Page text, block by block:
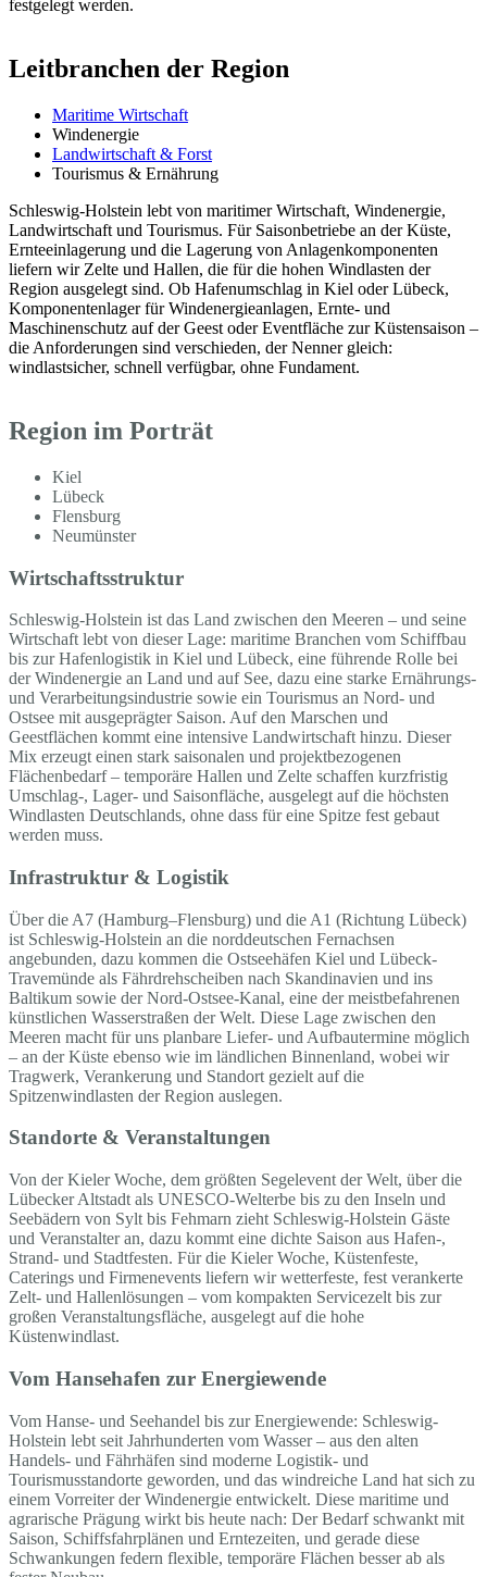
festgelegt werden.
Leitbranchen der Region
Maritime Wirtschaft
Windenergie
Landwirtschaft & Forst
Tourismus & Ernährung
Schleswig-Holstein lebt von maritimer Wirtschaft, Windenergie,
Landwirtschaft und Tourismus. Für Saisonbetriebe an der Küste,
Ernteeinlagerung und die Lagerung von Anlagenkomponenten
liefern wir Zelte und Hallen, die für die hohen Windlasten der
Region ausgelegt sind. Ob Hafenumschlag in Kiel oder Lübeck,
Komponentenlager für Windenergieanlagen, Ernte- und
Maschinenschutz auf der Geest oder Eventfläche zur Küstensaison –
die Anforderungen sind verschieden, der Nenner gleich:
windlastsicher, schnell verfügbar, ohne Fundament.
Region im Porträt
Kiel
Lübeck
Flensburg
Neumünster
Wirtschaftsstruktur
Schleswig-Holstein ist das Land zwischen den Meeren – und seine
Wirtschaft lebt von dieser Lage: maritime Branchen vom Schiffbau
bis zur Hafenlogistik in Kiel und Lübeck, eine führende Rolle bei
der Windenergie an Land und auf See, dazu eine starke Ernährungs-
und Verarbeitungsindustrie sowie ein Tourismus an Nord- und
Ostsee mit ausgeprägter Saison. Auf den Marschen und
Geestflächen kommt eine intensive Landwirtschaft hinzu. Dieser
Mix erzeugt einen stark saisonalen und projektbezogenen
Flächenbedarf – temporäre Hallen und Zelte schaffen kurzfristig
Umschlag-, Lager- und Saisonfläche, ausgelegt auf die höchsten
Windlasten Deutschlands, ohne dass für eine Spitze fest gebaut
werden muss.
Infrastruktur & Logistik
Über die A7 (Hamburg–Flensburg) und die A1 (Richtung Lübeck)
ist Schleswig-Holstein an die norddeutschen Fernachsen
angebunden, dazu kommen die Ostseehäfen Kiel und Lübeck-
Travemünde als Fährdrehscheiben nach Skandinavien und ins
Baltikum sowie der Nord-Ostsee-Kanal, eine der meistbefahrenen
künstlichen Wasserstraßen der Welt. Diese Lage zwischen den
Meeren macht für uns planbare Liefer- und Aufbautermine möglich
– an der Küste ebenso wie im ländlichen Binnenland, wobei wir
Tragwerk, Verankerung und Standort gezielt auf die
Spitzenwindlasten der Region auslegen.
Standorte & Veranstaltungen
Von der Kieler Woche, dem größten Segelevent der Welt, über die
Lübecker Altstadt als UNESCO-Welterbe bis zu den Inseln und
Seebädern von Sylt bis Fehmarn zieht Schleswig-Holstein Gäste
und Veranstalter an, dazu kommt eine dichte Saison aus Hafen-,
Strand- und Stadtfesten. Für die Kieler Woche, Küstenfeste,
Caterings und Firmenevents liefern wir wetterfeste, fest verankerte
Zelt- und Hallenlösungen – vom kompakten Servicezelt bis zur
großen Veranstaltungsfläche, ausgelegt auf die hohe
Küstenwindlast.
Vom Hansehafen zur Energiewende
Vom Hanse- und Seehandel bis zur Energiewende: Schleswig-
Holstein lebt seit Jahrhunderten vom Wasser – aus den alten
Handels- und Fährhäfen sind moderne Logistik- und
Tourismusstandorte geworden, und das windreiche Land hat sich zu
einem Vorreiter der Windenergie entwickelt. Diese maritime und
agrarische Prägung wirkt bis heute nach: Der Bedarf schwankt mit
Saison, Schiffsfahrplänen und Erntezeiten, und gerade diese
Schwankungen federn flexible, temporäre Flächen besser ab als